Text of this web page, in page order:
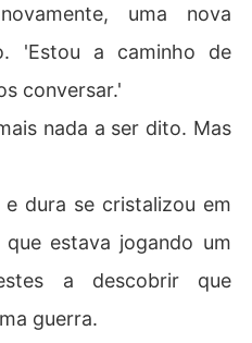
uma nova
'Estou a caminho de
conversar.'
nada a ser dito. Mas
dura se cristalizou em
estava jogando um
a descobrir que
guerra.